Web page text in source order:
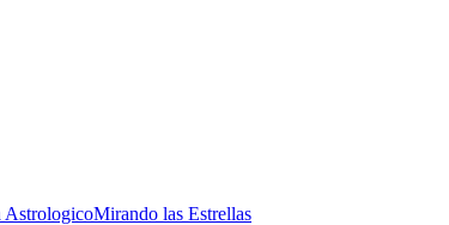
AstrologicoMirando las Estrellas